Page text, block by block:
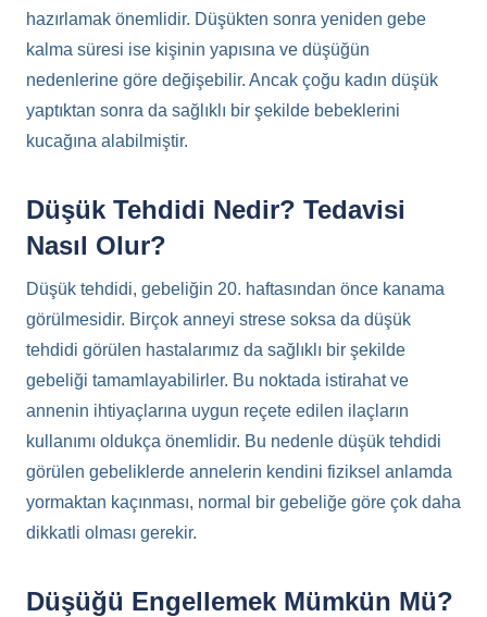
hazırlamak önemlidir. Düşükten sonra yeniden gebe
kalma süresi ise kişinin yapısına ve düşüğün
nedenlerine göre değişebilir. Ancak çoğu kadın düşük
yaptıktan sonra da sağlıklı bir şekilde bebeklerini
kucağına alabilmiştir.
Düşük Tehdidi Nedir? Tedavisi
Nasıl Olur?
Düşük tehdidi, gebeliğin 20. haftasından önce kanama
görülmesidir. Birçok anneyi strese soksa da düşük
tehdidi görülen hastalarımız da sağlıklı bir şekilde
gebeliği tamamlayabilirler. Bu noktada istirahat ve
annenin ihtiyaçlarına uygun reçete edilen ilaçların
kullanımı oldukça önemlidir. Bu nedenle düşük tehdidi
görülen gebeliklerde annelerin kendini fiziksel anlamda
yormaktan kaçınması, normal bir gebeliğe göre çok daha
dikkatli olması gerekir.
Düşüğü Engellemek Mümkün Mü?